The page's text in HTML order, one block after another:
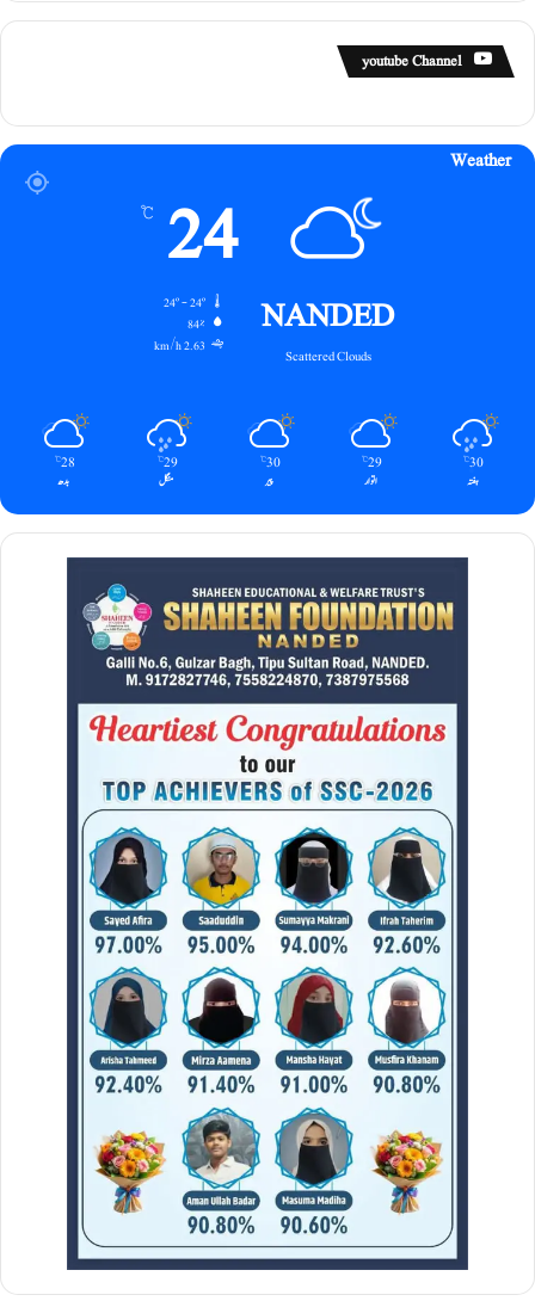
youtube Channel
Weather
NANDED
Scattered Clouds
24
℃
84%
2.63 km/h
30
℃
ہفتہ
29
℃
اتوار
30
℃
پیر
29
℃
منگل
28
℃
بدھ